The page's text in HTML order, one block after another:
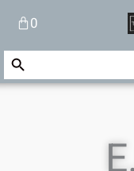
0עגלת
קניות